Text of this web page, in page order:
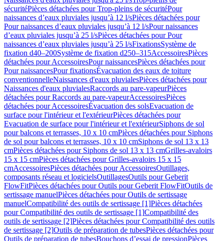
sécuritéPièces détachées pour Trop-pleins de sécuritéPour
naissances d’eaux pluviales jusqu’à 12 l/sPièces détachées pour
Pour naissances d’eaux pluviales jusqu’à 12 l/sPour naissances
d’eaux pluviales jusqu’à 25 l/sPièces détachées pour Pour
naissances d’eaux pluviales jusqu’à 25 l/sFixationsSystème de
fixation d40–200Système de fixation d250–315AccessoiresPièces
détachées pour AccessoiresPour naissancesPièces détachées pour
Pour naissancesPour fixationsÉvacuation des eaux de toiture
conventionnelleNaissances d'eaux pluvialesPièces détachées pour
Naissances d'eaux pluvialesRaccords au pare-vapeurPièces
détachées pour Raccords au pare-vapeurAccessoiresPièces
détachées pour AccessoiresÉvacuation des solsEvacuation de
surface pour l'intérieur et l'extérieurPièces détachées pour
Evacuation de surface pour l'intérieur et l'extérieurSiphons de sol
pour balcons et terrasses, 10 x 10 cmPièces détachées pour Siphons
de sol pour balcons et terrasses, 10 x 10 cmSiphons de sol 13 x 13
cmPièces détachées pour Siphons de sol 13 x 13 cmGrilles-avaloirs
15 x 15 cmPièces détachées pour Grilles-avaloirs 15 x 15
cmAccessoiresPièces détachées pour AccessoiresOutillages,
composants réseau et logicielsOutillagesOutils pour Geberit
FlowFitPièces détachées pour Outils pour Geberit FlowFitOutils de
sertissage manuelPièces détachées pour Outils de sertissage
manuelCompatibilité des outils de sertissage [1]Pièces détachées
pour Compatibilité des outils de sertissage [1]Compatibilité des
outils de sertissage [2]Pièces détachées pour Compatibilité des outils
de sertissage [2]Outils de préparation de tubesPièces détachées pour
Outils de préparation de tubesBouchons d’essai de pressionPièces